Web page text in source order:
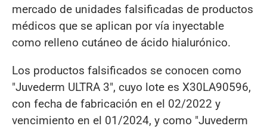
mercado de unidades falsificadas de productos
médicos que se aplican por vía inyectable
como relleno cutáneo de ácido hialurónico.
Los productos falsificados se conocen como
"Juvederm ULTRA 3", cuyo lote es X30LA90596,
con fecha de fabricación en el 02/2022 y
vencimiento en el 01/2024, y como "Juvederm